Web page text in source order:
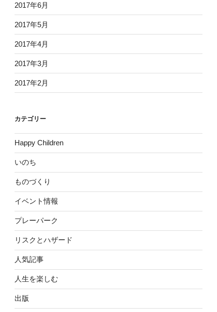
2017年6月
2017年5月
2017年4月
2017年3月
2017年2月
カテゴリー
Happy Children
いのち
ものづくり
イベント情報
プレーパーク
リスクとハザード
人気記事
人生を楽しむ
出版